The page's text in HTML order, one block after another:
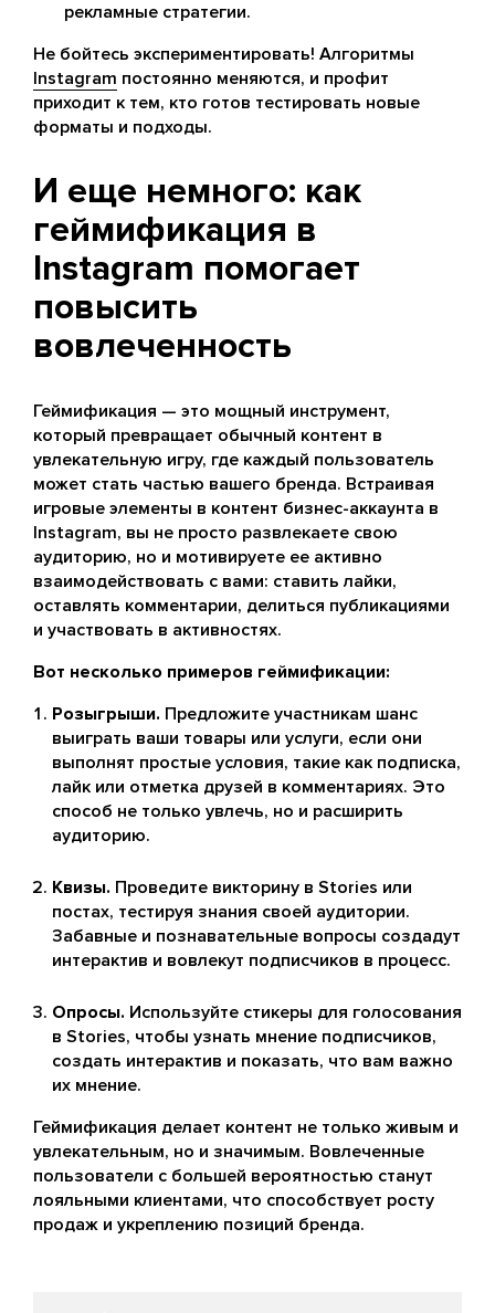
рекламные стратегии.
Не бойтесь экспериментировать! Алгоритмы
Instagram постоянно меняются, и профит
приходит к тем, кто готов тестировать новые
форматы и подходы.
И еще немного: как
геймификация в
Instagram помогает
повысить
вовлеченность
Геймификация — это мощный инструмент,
который превращает обычный контент в
увлекательную игру, где каждый пользователь
может стать частью вашего бренда. Встраивая
игровые элементы в контент бизнес-аккаунта в
Instagram, вы не просто развлекаете свою
аудиторию, но и мотивируете ее активно
взаимодействовать с вами: ставить лайки,
оставлять комментарии, делиться публикациями
и участвовать в активностях.
Вот несколько примеров геймификации:
Розыгрыши. Предложите участникам шанс
выиграть ваши товары или услуги, если они
выполнят простые условия, такие как подписка,
лайк или отметка друзей в комментариях. Это
способ не только увлечь, но и расширить
аудиторию.
Квизы. Проведите викторину в Stories или
постах, тестируя знания своей аудитории.
Забавные и познавательные вопросы создадут
интерактив и вовлекут подписчиков в процесс.
Опросы. Используйте стикеры для голосования
в Stories, чтобы узнать мнение подписчиков,
создать интерактив и показать, что вам важно
их мнение.
Геймификация делает контент не только живым и
увлекательным, но и значимым. Вовлеченные
пользователи с большей вероятностью станут
лояльными клиентами, что способствует росту
продаж и укреплению позиций бренда.